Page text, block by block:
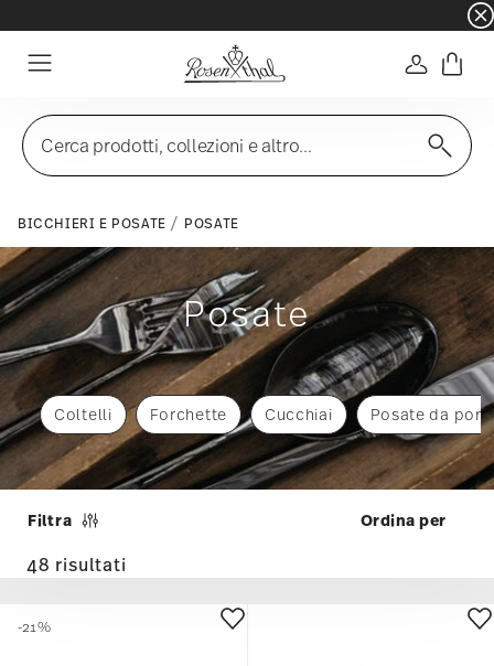
☀️ Summer SALE – Risparmia ancora di più:
Accedi
Cerca prodotti, collezioni e altro...
BICCHIERI E POSATE POSATE
Posate
Coltelli Forchette Cucchiai Posate da
Filtra
48 risultati
-21%